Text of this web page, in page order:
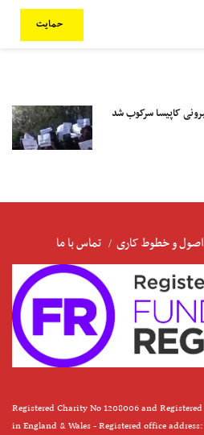
حمایت
کاپیسا سرکوب شد
اصول و خطوط کاری تماس با ما
Registered Charity No 1208006 and
in England & Wales - Registered office